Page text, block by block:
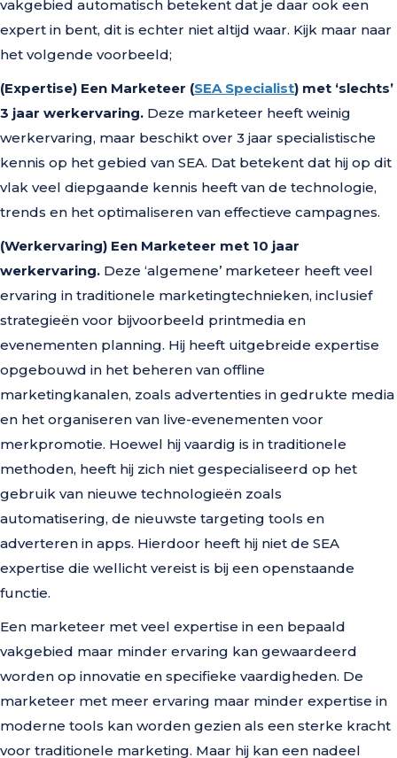
vakgebied automatisch betekent dat je daar ook een
expert in bent, dit is echter niet altijd waar. Kijk maar naar
het volgende voorbeeld;
(Expertise) Een Marketeer (SEA Specialist) met ‘slechts’
3 jaar werkervaring. Deze marketeer heeft weinig
werkervaring, maar beschikt over 3 jaar specialistische
kennis op het gebied van SEA. Dat betekent dat hij op dit
vlak veel diepgaande kennis heeft van de technologie,
trends en het optimaliseren van effectieve campagnes.
(Werkervaring) Een Marketeer met 10 jaar
werkervaring. Deze ‘algemene’ marketeer heeft veel
ervaring in traditionele marketingtechnieken, inclusief
strategieën voor bijvoorbeeld printmedia en
evenementen planning. Hij heeft uitgebreide expertise
opgebouwd in het beheren van offline
marketingkanalen, zoals advertenties in gedrukte media
en het organiseren van live-evenementen voor
merkpromotie. Hoewel hij vaardig is in traditionele
methoden, heeft hij zich niet gespecialiseerd op het
gebruik van nieuwe technologieën zoals
automatisering, de nieuwste targeting tools en
adverteren in apps. Hierdoor heeft hij niet de SEA
expertise die wellicht vereist is bij een openstaande
functie.
Een marketeer met veel expertise in een bepaald
vakgebied maar minder ervaring kan gewaardeerd
worden op innovatie en specifieke vaardigheden. De
marketeer met meer ervaring maar minder expertise in
moderne tools kan worden gezien als een sterke kracht
voor traditionele marketing. Maar hij kan een nadeel